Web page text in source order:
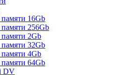
16Gb
256Gb
2Gb
32Gb
4Gb
64Gb
DV